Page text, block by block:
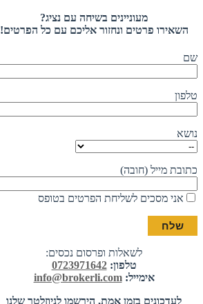
מעוניינים בשיחה עם נציג?
השאירו פרטים ונחזור אליכם עם כל הפרטים!
שם
טלפון
נושא
כתובת מייל (חובה)
אני מסכים לשליחת הפרטים בטופס
לשאלות ופרסום נכסים:
טלפון:0723971642
אימייל:info@brokerli.com
לעדכונים בזמן אמת, הירשמו לניוזלטר שלנו